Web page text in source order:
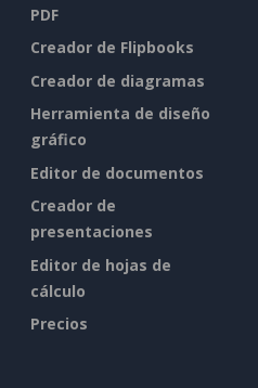
PDF
Creador de Flipbooks
Creador de diagramas
Herramienta de diseño
gráfico
Editor de documentos
Creador de
presentaciones
Editor de hojas de
cálculo
Precios